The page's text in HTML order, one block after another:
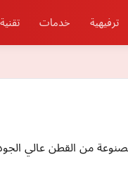
ترفيهية خدمات تقنية
من القطن عالي